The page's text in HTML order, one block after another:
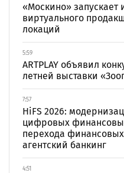
«Москино» запускает
виртуального
локаций
5:59
ARTPLAY объявил
летней выставки
7:57
HiFS 2026:
цифровых
перехода
агентский банкинг
4:51